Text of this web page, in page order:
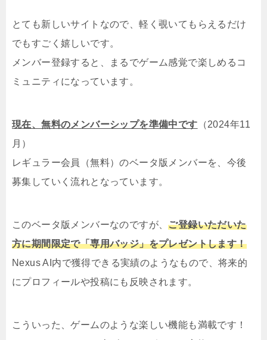
とても新しいサイトなので、軽く覗いてもらえるだけ
でもすごく嬉しいです。
メンバー登録すると、まるでゲーム感覚で楽しめるコ
ミュニティになっています。
現在、無料のメンバーシップを準備中です （2024年11
月）
レギュラー会員（無料）のベータ版メンバーを、今後
募集していく流れとなっています。
このベータ版メンバーなのですが、ご登録いただいた
方に期間限定で「専用バッジ」をプレゼントします！
Nexus AI内で獲得できる実績のようなもので、将来的
にプロフィールや投稿にも反映されます。
こういった、ゲームのような楽しい機能も満載です！